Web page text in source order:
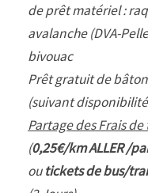
de prêt matériel :
avalanche (DVA-
bivouac
Prêt gratuit de
(suivant
Partage des Frais
(0,25€/km ALLER /
outickets de bus/